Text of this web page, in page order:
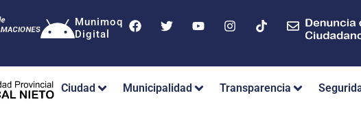
Munimoq
Digital
Ciudad Municipalidad Transparencia